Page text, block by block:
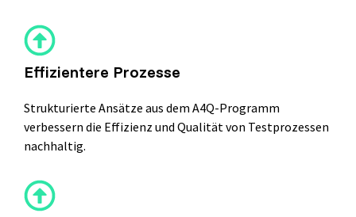
Effizientere Prozesse
Strukturierte Ansätze aus dem A4Q-Programm
verbessern die Effizienz und Qualität von Testprozessen
nachhaltig.